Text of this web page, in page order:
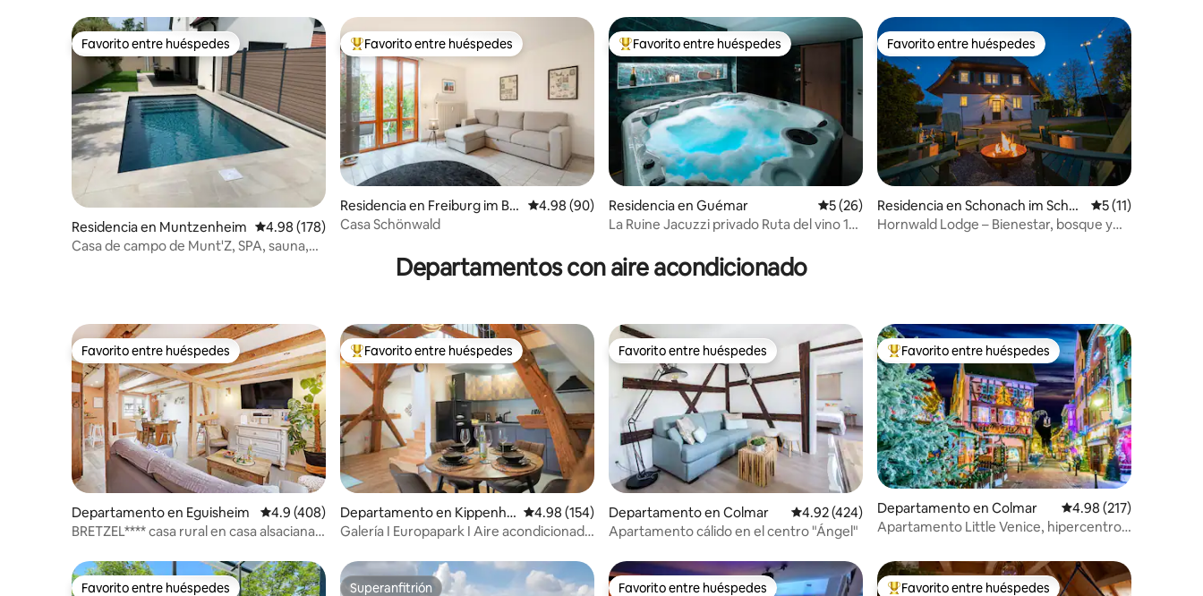
Favorito entre huéspedes
Favorito entre huéspedes
Residencia en Muntzenheim Calificación promedio: 4.98 de 5; 178 evaluaciones
4.98 (178)
Casa de campo de Munt'Z, SPA, sauna,
De los mejores en Favorito entre huéspedes
Favorito entre huéspedes
Residencia en Freiburg im Br
eisgau
Calificación promedio: 4.98 de 5; 90 evaluaciones
4.98 (90)
Casa Schönwald
De los mejores en Favorito entre huéspedes
Favorito entre huéspedes
Residencia en Guémar Calificación promedio: 5 de 5; 26 evaluaciones
5 (26)
La Ruine Jacuzzi privado Ruta del vino 10
Favorito entre huéspedes
Favorito entre huéspedes
Residencia en Schonach im Schw
arzwald
Calificación
5 (11)
Hornwald Lodge – Bienestar, bosque y
Departamentos con aire acondicionado
Favorito entre huéspedes
Favorito entre huéspedes
Departamento en Eguisheim Calificación promedio: 4.9 de 5; 408 evaluaciones
4.9 (408)
BRETZEL**** casa rural en casa alsaciana,
De los mejores en Favorito entre huéspedes
Favorito entre huéspedes
Departamento en Kippenhe
im
Calificación promedio: 4.98 de 5; 154 evaluaciones
4.98 (154)
Galería I Europapark I Aire acondicionado
Favorito entre huéspedes
Favorito entre huéspedes
Departamento en Colmar Calificación promedio: 4.92 de 5; 424 evaluaciones
4.92 (424)
Apartamento cálido en el centro "Ángel"
De los mejores en Favorito entre huéspedes
Favorito entre huéspedes
Departamento en Colmar Calificación promedio:
4.98 (217)
Apartamento Little Venice, hipercentro,
Favorito entre huéspedes Superanfitrión Favorito entre huéspedes Favorito entre huéspedes